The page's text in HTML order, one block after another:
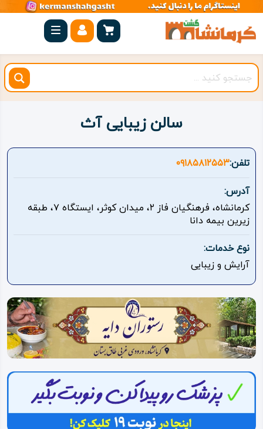
صفحه
اصلی
کرمانشاه
شهرستان
بیستون
روستاهای
هدف
اقامتگاه
ویژه
درباره
ما
سالن زیبایی آث
تلفن:۰۹۱۸۵۸۱۲۵۵۳
آدرس:
کرمانشاه، فرهنگیان فاز ۲، میدان کوثر، ایستگاه ۷، طبقه
زیرین بیمه دانا
نوع خدمات:
آرایش و زیبایی